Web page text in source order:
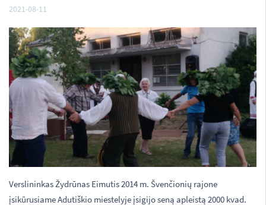
2021-08-11
Verslininkas Žydrūnas Eimutis 2014 m. Švenčionių rajone
įsikūrusiame Adutiškio miestelyje įsigijo seną apleistą 2000 kvad.